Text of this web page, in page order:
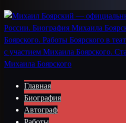
Главная
Биография
Автограф